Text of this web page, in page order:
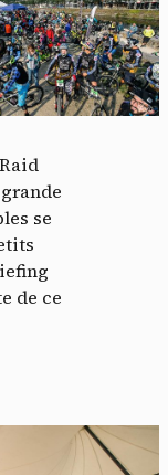
se
de ce